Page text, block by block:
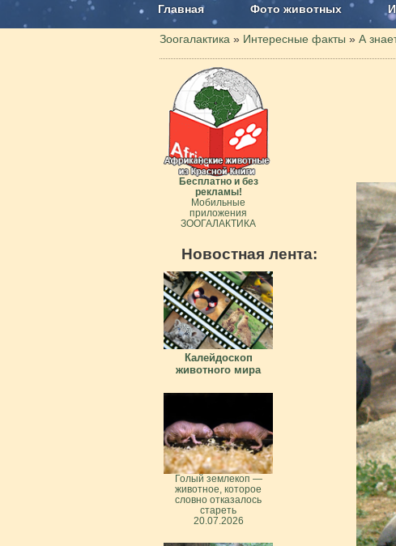
Главная Фото животных
Наши приложения. Бесплатно и без
Зоогалактика » Интересные факты » А
Бесплатно и без
рекламы!
Мобильные
приложения
ЗООГАЛАКТИКА
Новостная лента:
Калейдоскоп
животного мира
Голый землекоп —
животное, которое
словно отказалось
стареть
20.07.2026